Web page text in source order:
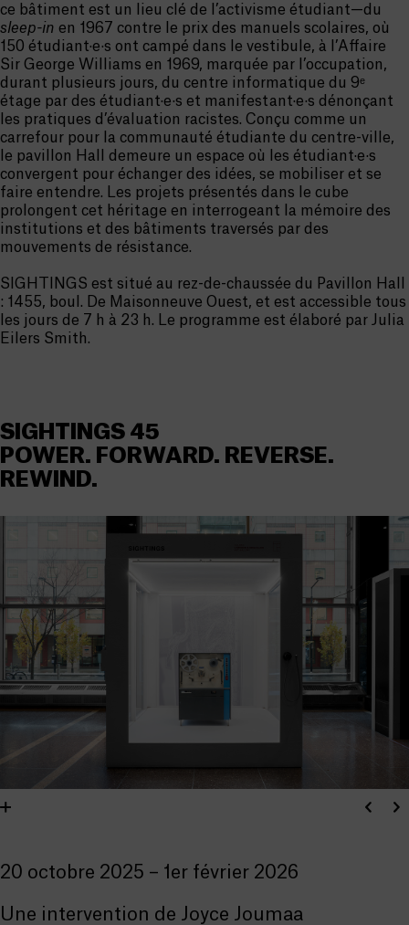
ce bâtiment est un lieu clé de l’activisme étudiant—du
sleep-in en 1967 contre le prix des manuels scolaires, où
150 étudiant·e·s ont campé dans le vestibule, à l’Affaire
Sir George Williams en 1969, marquée par l’occupation,
durant plusieurs jours, du centre informatique du 9ᵉ
étage par des étudiant·e·s et manifestant·e·s dénonçant
les pratiques d’évaluation racistes. Conçu comme un
carrefour pour la communauté étudiante du centre-ville,
le pavillon Hall demeure un espace où les étudiant·e·s
convergent pour échanger des idées, se mobiliser et se
faire entendre. Les projets présentés dans le cube
prolongent cet héritage en interrogeant la mémoire des
institutions et des bâtiments traversés par des
mouvements de résistance.
SIGHTINGS est situé au rez-de-chaussée du Pavillon Hall
: 1455, boul. De Maisonneuve Ouest, et est accessible tous
les jours de 7 h à 23 h. Le programme est élaboré par Julia
Eilers Smith.
SIGHTINGS 45
POWER. FORWARD. REVERSE.
REWIND.
20 octobre 2025 – 1er février 2026
Une intervention de Joyce Joumaa